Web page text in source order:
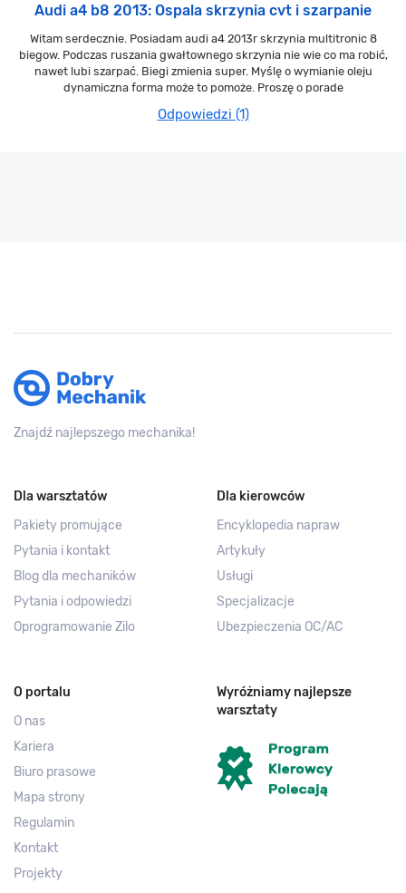
Audi a4 b8 2013: Ospala skrzynia cvt i szarpanie
Witam serdecznie. Posiadam audi a4 2013r skrzynia multitronic 8
biegow. Podczas ruszania gwałtownego skrzynia nie wie co ma robić,
nawet lubi szarpać. Biegi zmienia super. Myślę o wymianie oleju
dynamiczna forma może to pomoże. Proszę o porade
Odpowiedzi (1)
Znajdź najlepszego mechanika!
Dla warsztatów
Pakiety promujące
Pytania i kontakt
Blog dla mechaników
Pytania i odpowiedzi
Oprogramowanie Zilo
Dla kierowców
Encyklopedia napraw
Artykuły
Usługi
Specjalizacje
Ubezpieczenia OC/AC
O portalu
O nas
Kariera
Biuro prasowe
Mapa strony
Regulamin
Kontakt
Projekty
Wyróżniamy najlepsze
warsztaty